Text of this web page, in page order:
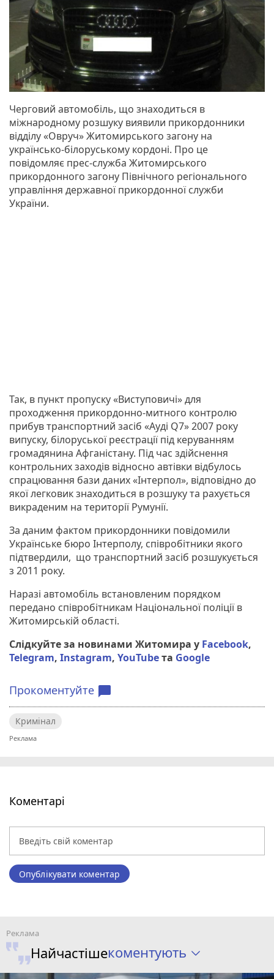
Черговий автомобіль, що знаходиться в
міжнародному розшуку виявили прикордонники
відділу «Овруч» Житомирського загону на
українсько-білоруському кордоні. Про це
повідомляє прес-служба Житомирського
прикордонного загону Північного регіонального
управління державної прикордонної служби
України.
Так, в пункт пропуску «Виступовичі» для
проходження прикордонно-митного контролю
прибув транспортний засіб «Ауді Q7» 2007 року
випуску, білоруської реєстрації під керуванням
громадянина Афганістану. Під час здійснення
контрольних заходів відносно автівки відбулось
спрацювання бази даних «Інтерпол», відповідно до
якої легковик знаходиться в розшуку та рахується
викраденим на території Румунії.
За даним фактом прикордонники повідомили
Українське бюро Інтерполу, співробітники якого
підтвердили, що транспортний засіб розшукується
з 2011 року.
Наразі автомобіль встановленим порядком
передано співробітникам Національної поліції в
Житомирській області.
Слідкуйте за новинами Житомира у Facebook,
Telegram, Instagram, YouTubeта Google
Прокоментуйте chat_bubble
Кримінал
Коментарі
Опублікувати коментар
Найчастішекоментують